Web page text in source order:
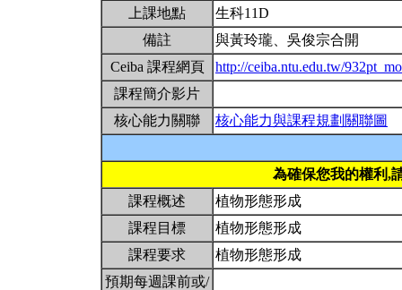
上課地點
生科11D
備註
與黃玲瓏、吳俊宗合開
Ceiba 課程網頁
http://ceiba.ntu.edu.tw/
課程簡介影片
核心能力關聯
核心能力與課程規劃關聯圖
為確保您我的權利,
課程概述
植物形態形成
課程目標
植物形態形成
課程要求
植物形態形成
預期每週課前或/